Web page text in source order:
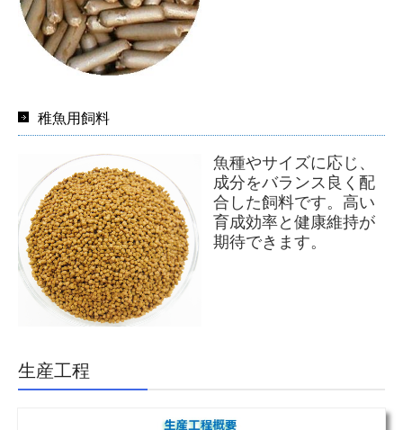
稚魚用飼料
魚種やサイズに応じ、
成分をバランス良く配
合した飼料です。高い
育成効率と健康維持が
期待できます。
生産工程